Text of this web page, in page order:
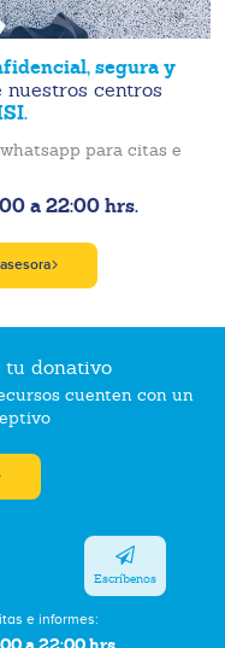
segura y
centros
para citas e
a 22:00 hrs.
donativo
cuenten con un
e informes:
Escríbenos